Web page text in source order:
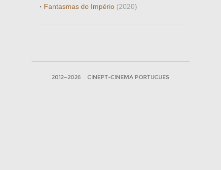
· Fantasmas do Império (2020)
2012—2026 CINEPT-CINEMA PORTUGUES